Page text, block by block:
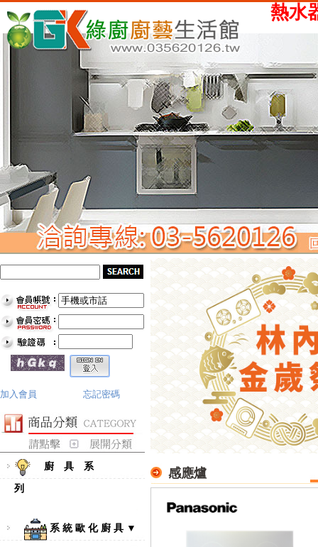
熱水器、瓦斯爐
加入會員 忘記密碼
廚 具 系
列
系 統 歐 化 廚 具 ▼
感應爐